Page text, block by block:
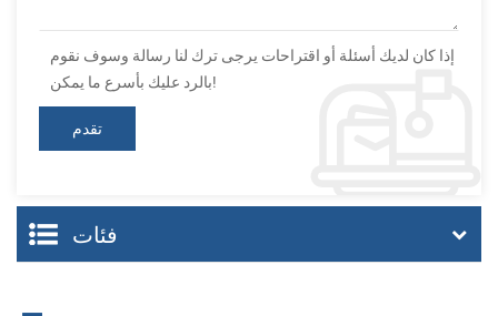
إذا كان لديك أسئلة أو اقتراحات يرجى ترك لنا رسالة وسوف نقوم
بالرد عليك بأسرع ما يمكن!
فئات